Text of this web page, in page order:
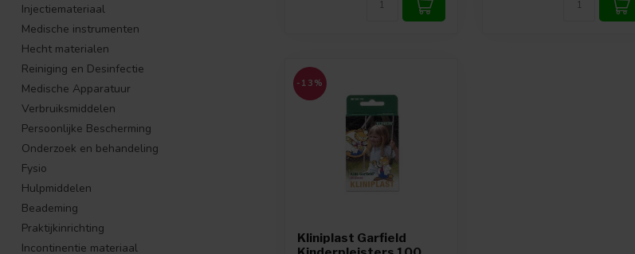
Injectiemateriaal
Medische instrumenten
Hecht materialen
Reiniging en Desinfectie
Medische Apparatuur
Verbruiksmiddelen
Persoonlijke Bescherming
Onderzoek en behandeling
Fysio
Hulpmiddelen
Beademing
Praktijkinrichting
Incontinentie materiaal
-13%
Kliniplast Garfield